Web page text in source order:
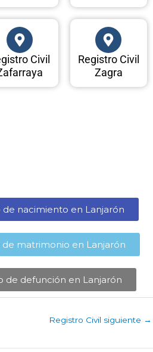
Civil
Registro Civil
Zagra
nacimiento en Lanjarón​
matrimonio en Lanjarón​
de defunción en Lanjarón​
Registro Civil siguiente →